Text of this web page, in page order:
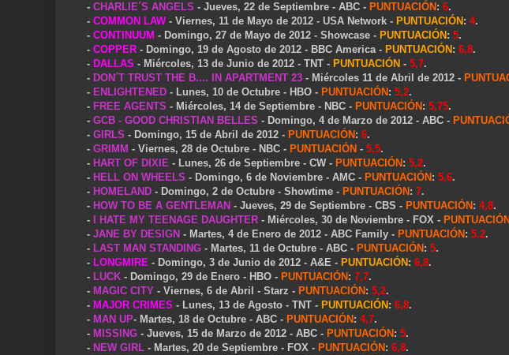
- CHARLIE´S ANGELS - Jueves, 22 de Septiembre - ABC - PUNTUACIÓN : 6.
- COMMON LAW- Viernes, 11 de Mayo de 2012 - USA Network - PUNTUACIÓN : 4.
- CONTINUUM - Domingo, 27 de Mayo de 2012 - Showcase - PUNTUACIÓN : 5.
- COPPER - Domingo, 19 de Agosto de 2012 - BBC America - PUNTUACIÓN : 6,8.
- DALLAS - Miércoles, 13 de Junio de 2012 - TNT - PUNTUACIÓN - 5,7.
- DON´T TRUST THE B.... IN APARTMENT 23 - Miércoles 11 de Abril de 2012 -
- ENLIGHTENED - Lunes, 10 de Octubre - HBO - PUNTUACIÓN : 5,2.
- FREE AGENTS - Miércoles, 14 de Septiembre - NBC - PUNTUACIÓN : 5,75.
- GCB - GOOD CHRISTIAN BELLES - Domingo, 4 de Marzo de 2012 - ABC -
- GIRLS - Domingo, 15 de Abril de 2012 - PUNTUACIÓN : 6.
- GRIMM - Viernes, 28 de Octubre - NBC - PUNTUACIÓN - 5,5.
- HART OF DIXIE - Lunes, 26 de Septiembre - CW - PUNTUACIÓN : 5,2.
- HELL ON WHEELS - Domingo, 6 de Noviembre - AMC - PUNTUACIÓN : 5,6.
- HOMELAND - Domingo, 2 de Octubre - Showtime - PUNTUACIÓN : 7.
- HOW TO BE A GENTLEMAN - Jueves, 29 de Septiembre - CBS - PUNTUACIÓN : 4,8.
-
I HATE MY TEENAGE DAUGHTER - Miércoles, 30 de Noviembre - FOX - PUNTUACIÓN
- JANE BY DESIGN - Martes, 4 de Enero de 2012 - ABC Family - PUNTUACIÓN : 5.2.
- LAST MAN STANDING - Martes, 11 de Octubre - ABC - PUNTUACIÓN : 5.
- LONGMIRE - Domingo, 3 de Junio de 2012 - A&E - PUNTUACIÓN : 6,8.
- LUCK - Domingo, 29 de Enero - HBO - PUNTUACIÓN : 7,7.
- MAGIC CITY - Viernes, 6 de Abril - Starz - PUNTUACIÓN : 5,2.
- MAJOR CRIMES - Lunes, 13 de Agosto - TNT - PUNTUACIÓN : 6,8.
- MAN UP- Martes, 18 de Octubre - ABC - PUNTUACIÓN : 4,7.
- MISSING - Jueves, 15 de Marzo de 2012 - ABC - PUNTUACIÓN : 5.
- NEW GIRL - Martes, 20 de Septiembre - FOX - PUNTUACIÓN : 6,8.